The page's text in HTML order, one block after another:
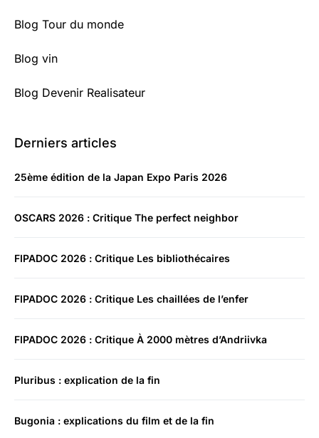
Blog Tour du monde
Blog vin
Blog Devenir Realisateur
Derniers articles
25ème édition de la Japan Expo Paris 2026
OSCARS 2026 : Critique The perfect neighbor
FIPADOC 2026 : Critique Les bibliothécaires
FIPADOC 2026 : Critique Les chaillées de l’enfer
FIPADOC 2026 : Critique À 2000 mètres d’Andriivka
Pluribus : explication de la fin
Bugonia : explications du film et de la fin